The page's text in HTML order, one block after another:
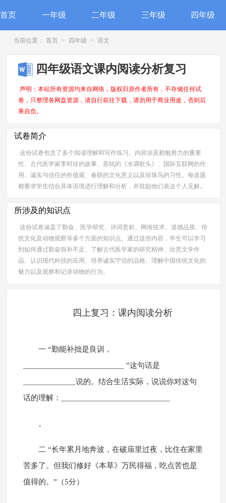
首页 一年级 二年级 三年级 四年级
当前位置： 首页 > 四年级 > 语文
四年级语文课内阅读分析复习
声明：本站所有资源均来自网络，版权归原作者所有，不存储任何试
卷，只整理各网盘资源，请自行前往下载，请勿用于商业用途，否则后
果自负。
试卷简介
这份试卷包含了多个阅读理解和写作练习。内容涉及勤勉努力的重要
性、古代医学家李时珍的故事、苏轼的《水调歌头》、国际互联网的作
用、诚实与信任的价值观、春联的文化意义以及珍珠鸟的习性。每道题
都要求学生结合具体语境进行理解和分析，并鼓励他们表达个人见解。
所涉及的知识点
这份试卷涵盖了勤奋、医学研究、诗词赏析、网络技术、道德品质、传
统文化及动物观察等多个方面的知识点。通过这些内容，学生可以学习
到如何通过勤奋弥补不足、了解古代医学家的研究精神、欣赏文学作
品、认识现代科技的应用、培养诚实守信的品格、理解中国传统文化的
魅力以及观察和记录动物的行为。
四上复习：课内阅读分析
一 “勤能补拙是良训，
_________________________ ”这句话是
_____________说的。结合生活实际，说说你对这句
话的理解：___________________________
。
二 “长年累月地奔波，在破庙里过夜，比住在家里
苦多了。但我们修好《本草》万民得福，吃点苦也是
值得的。”（5分）